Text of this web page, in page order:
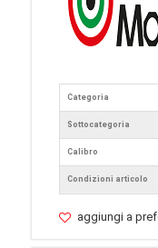
Categoria
Sottocategoria
Calibro
Condizioni articolo
aggiungi a